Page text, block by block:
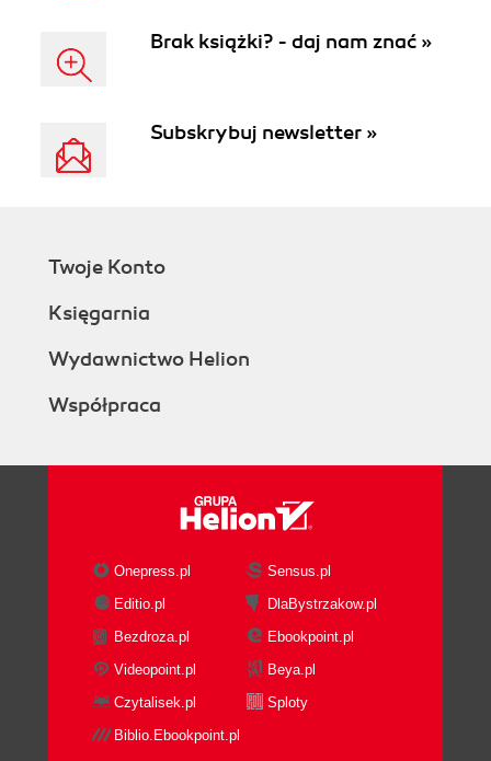
Brak książki? - daj nam znać »
Subskrybuj newsletter »
Twoje Konto
Księgarnia
Wydawnictwo Helion
Współpraca
Onepress.pl
Sensus.pl
Editio.pl
DlaBystrzakow.pl
Bezdroza.pl
Ebookpoint.pl
Videopoint.pl
Beya.pl
Czytalisek.pl
Sploty
Biblio.Ebookpoint.pl